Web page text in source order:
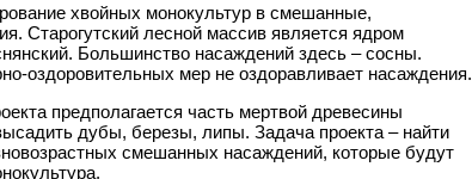
хвойных монокультур в смешанные,
Старогутский лесной массив является ядром
Большинство насаждений здесь – сосны.
оздоровительных мер не оздоравливает насаждения.
предполагается часть мертвой древесины
дубы, березы, липы. Задача проекта – найти
смешанных насаждений, которые будут